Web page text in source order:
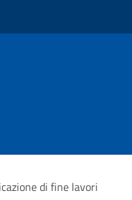
di fine lavori